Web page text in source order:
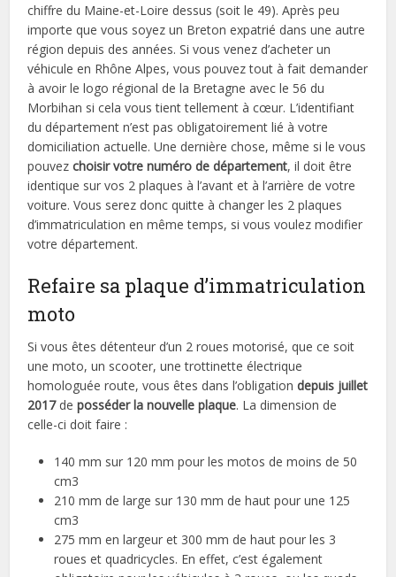
chiffre du Maine-et-Loire dessus (soit le 49). Après peu
importe que vous soyez un Breton expatrié dans une autre
région depuis des années. Si vous venez d’acheter un
véhicule en Rhône Alpes, vous pouvez tout à fait demander
à avoir le logo régional de la Bretagne avec le 56 du
Morbihan si cela vous tient tellement à cœur. L’identifiant
du département n’est pas obligatoirement lié à votre
domiciliation actuelle. Une dernière chose, même si le vous
pouvez choisir votre numéro de département, il doit être
identique sur vos 2 plaques à l’avant et à l’arrière de votre
voiture. Vous serez donc quitte à changer les 2 plaques
d’immatriculation en même temps, si vous voulez modifier
votre département.
Refaire sa plaque d’immatriculation
moto
Si vous êtes détenteur d’un 2 roues motorisé, que ce soit
une moto, un scooter, une trottinette électrique
homologuée route, vous êtes dans l’obligationdepuis juillet
2017 deposséder la nouvelle plaque. La dimension de
celle-ci doit faire :
140 mm sur 120 mm pour les motos de moins de 50
cm3
210 mm de large sur 130 mm de haut pour une 125
cm3
275 mm en largeur et 300 mm de haut pour les 3
roues et quadricycles. En effet, c’est également